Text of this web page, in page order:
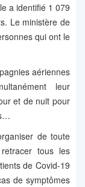
a identifié 1 079
Le ministère de
qui ont le
aériennes
leur
et de nuit pour
de toute
tous les
de Covid-19
de symptômes